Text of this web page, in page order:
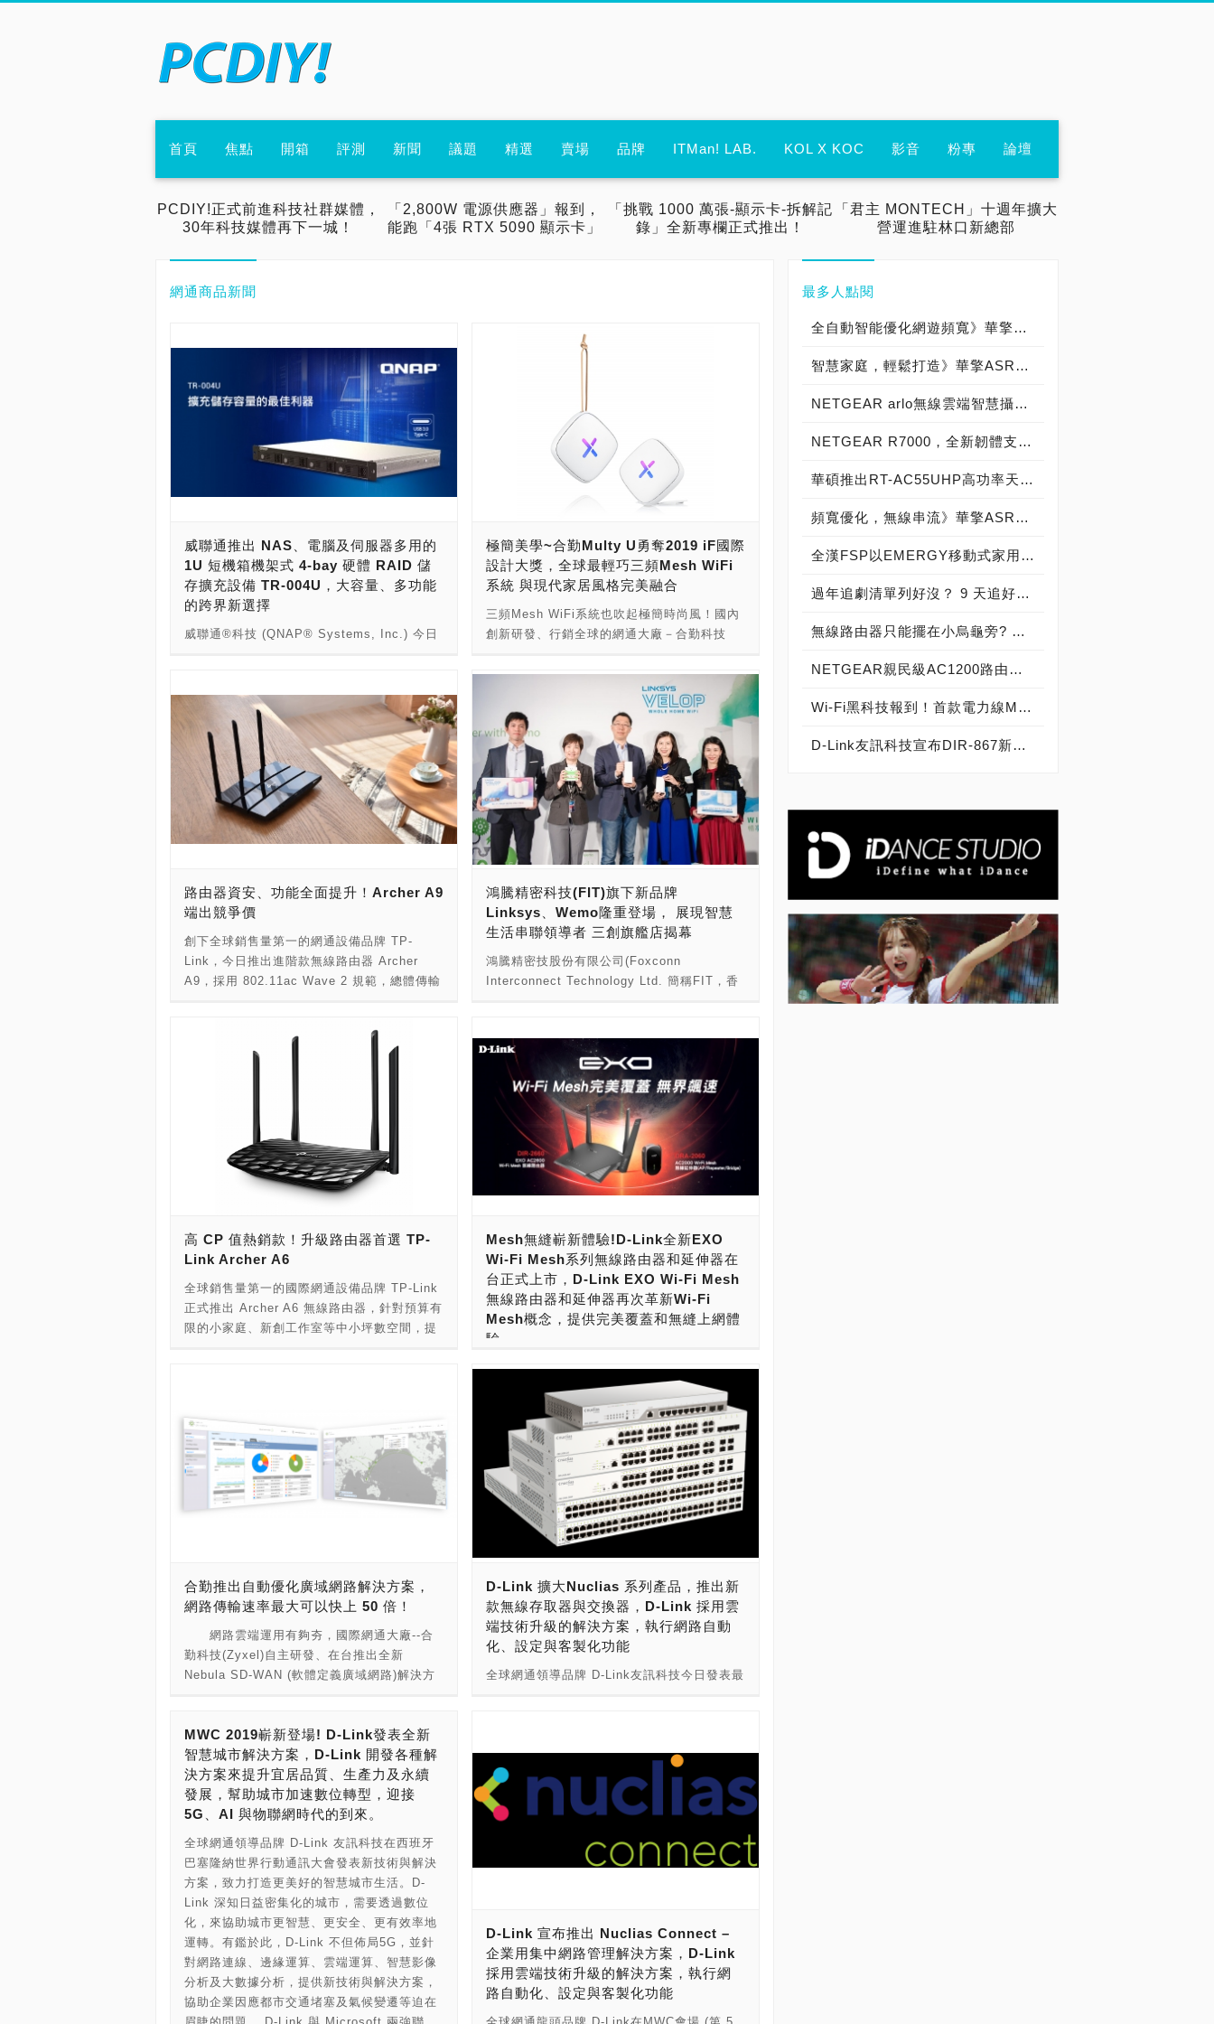
首頁 焦點 開箱 評測 新聞 議題 精選 賣場 品牌 ITMan! LAB. KOL X KOC 影音 粉專 論壇
PCDIY!正式前進科技社群媒體，
30年科技媒體再下一城！
「2,800W 電源供應器」報到，
能跑「4張 RTX 5090 顯示卡」
「挑戰 1000 萬張-顯示卡-拆解記
錄」全新專欄正式推出！
「君主 MONTECH」十週年擴大
營運進駐林口新總部
網通商品新聞
威聯通推出 NAS、電腦及伺服器多用的
1U 短機箱機架式 4-bay 硬體 RAID 儲
存擴充設備 TR-004U，大容量、多功能
的跨界新選擇
威聯通®科技 (QNAP® Systems, Inc.) 今日
備 TR-004U，其 12 吋深度的短機箱 1U 機架
式設計，不僅可為 NAS 新增儲存空間，亦可
作為 Windows®/macOS®/Linux® 電腦與工
作站的硬體 RAID 外接盒，提供便利的跨平台
檔案共享及高度運用彈性，為使用者帶來高效
率及高便利性的儲存擴充設備選擇。 TR-004U
硬體 RAID 儲存擴充設備支援硬碟各自獨立、
JBOD、RAID 0/1/5/10 磁碟及陣列配置，建
相關設定、建立儲存池並享受 QTS 的豐富功
能及快照保護，或作為 NAS 外接空間使用，
在 NAS 及 Windows/macOS/Linux 電腦間
跨平台運用，讓 TR-004U 成為檔案共享及交
換的中繼站。Windows 與 macOS 使用者更
康狀態、變更 RAID 配置並檢視相關系統日
誌。 威聯通產品經理許博傑表示：「TR-004U
供高度運用彈性兼顧成本效益。TR-004U 儲存
擴充設備不僅是既有 QNAP NAS 使用者新增
儲存空間時的首選，也是伺服器、電腦或工作
站使用者的良伴。若日後選用 QNAP NAS 更
可繼續使用 TR-004U，讓每一分錢都花在刀口
撥開關，讓使用者便利切換磁碟及陣列配置；
正面有狀態指示燈，硬碟槽為可鎖式設計，使
休眠、關機或中斷 USB 連線時，TR-004U 可
整機進入休眠模式，節約能源消耗。
極簡美學~合勤Multy U勇奪2019 iF國際
設計大獎，全球最輕巧三頻Mesh WiFi
系統 與現代家居風格完美融合
三頻Mesh WiFi系統也吹起極簡時尚風！國內
創新研發、行銷全球的網通大廠－合勤科技
款傳捷報，從全球50個國家、超過6,400件產
品中脫穎而出，一舉拿下「2019 iF國際設計
大獎」。 集結67位國際頂尖設計師的iF設計大
獎評審團盛讚Multy U功能與時尚兼具，其得
獎關鍵不僅在於家用路由器變得更輕薄短小，
更首創別緻的皮革環懸掛及立架方式，安裝靈
活不受限，能更完美融入居家裝潢、好看又好
用，一舉擄獲國際評審團的心。這是Multy U
在國內獲得「2019台灣精品獎」、「2018金
點設計獎」之後，首度出國比賽抱回的國際大
公分，為市面上最小巧、輕薄的三頻Mesh機
種，加上中間X造型的多彩智慧LED指示燈，
以不同顏色提示網路連線狀況；三頻傳輸更
快、更穩定，提供用戶絕佳WiFi體驗。 合勤科
技智能生活事業總處資深協理蘇元祺表示，當
初研發Multy U是從掌握年輕用戶需求和喜好
有能力讓產品造型變得更時尚、更貼近消費者
的心；此次獲得iF國際設計大獎更是對我們的
努力給予肯定。 合勤Multy U一組兩台(售價
8,990元)，小體積、大功率，讓消費者在家上
網也能漫遊不斷線，串接不掉速；現在消費者
凡透過指定網購通路購買Multy U，憑有效發
票上合勤網站登記，即贈送專人到府安裝服
務，不費吹灰之力即能改善居家連網品質。同
路由器資安、功能全面提升！Archer A9
端出競爭價
創下全球銷售量第一的網通設備品牌 TP-
Link，今日推出進階款無線路由器 Archer
A9，採用 802.11ac Wave 2 規範，總體傳輸
加總 4 支，並運用 Beamforming 波束成型技
術，朝設備端集中網路訊號，擴大穩定連線的
覆蓋範圍。此外，Archer A9 加設通訊公平
進擊採用最新加密技術─WPA3TM，保障資料
傳輸安全無虞，再者，Archer A9 更是最佳智
慧家庭管理員，同步支援 Alexa 及 IFTTT，
推升使用者的生活品味，挾帶功能及價格上的
絕對優勢，準備席捲路由器市場。 AC1900
在軟硬體方面皆提升至更高層次，搭載高通晶
片，外接 3 支天線、內建 1 支天線，具備波
束成型技術，提供更廣的網路覆蓋面積；機身
配置 1 個 Gigabit WAN 連接埠與 4 個
Gigabit LAN 連接埠，帶來飆速的連線快感，
600Mbps、5 GHz 頻道最高達 1300 Mbps，
系統可智慧切換傳輸表現較佳的頻道，大幅增
進網路效率；再者，迎合現代用網環境，一台
路由器通常需負載多台裝置同時連網的流量，
MU-MIMO 技術即可支援多個設備同時傳輸，
增了「通訊公平」功能，使得高速用戶設備可
享受其高速傳輸的優勢，而不再被低速、老舊
的裝置瓜分網速，為忙碌的現代人節省了寶貴
的等待時間。 值得注意的是，Archer A9 具備
「智慧連線」功能，一般裝置在連 Wi-Fi 時，
常出現 2.4 GHz 及 5 GHz 兩個 SSID，多數
自動判定較優的頻段，優先連上網路速度較快
的 5 GHz，當連線設備遠離路由器，則會自動
連上擁有傳輸距離優勢的 2.4 GHz 頻段，無
需再手動切換 SSID，無論是打遊戲、看直
播，都能享受無縫上網的品質。 另外，「通訊
公平」也是一大亮點，多個設備同時連線時，
路由器是依次進行傳輸，如連線裝置老舊、網
卡效能差、距離較遠等，該裝置的傳輸速度即
相對較低，導致通訊耗時較長，拖慢了其他高
速設備的傳輸時間，然而，「通訊公平」即能
讓這些裝置享有相同的傳輸時間，改善整體傳
輸效率，使得每台裝置占用的時間更加公平。
Archer A9 在安全層面下足功夫，採用 Wi-Fi
聯盟最新釋出的 WPA3TM 加密技術，比過往
的標準更難破解，對家庭用戶而言，不再需要
鴻騰精密科技(FIT)旗下新品牌
Linksys、Wemo隆重登場， 展現智慧
生活串聯領導者 三創旗艦店揭幕
鴻騰精密技股份有限公司(Foxconn
Interconnect Technology Ltd. 簡稱FIT，香
首度於三創生活園區隆重舉行旗下兩大品牌
Linksys與Wemo產品上市活動，品牌旗艦店
也同時於三創生活園區三樓正式揭幕。台灣消
費者可立即體驗屢屢獲獎Velop全涵蓋網路系
統，以及首次在亞洲亮相的Wemo智能插座，
為智慧居家環境帶來更舒適的使用體驗。
Belkin International亞太區總經理吳崢女士表
示：「WiFi是智慧居家環境的重要核心，尤其
在今日，更需滿足不斷增加各種設備聯網需
組化的全涵蓋網路系統，其靈活性與擴展性，
透過節點讓居家WiFi環境獲得全面延伸，為智
慧家居環境最佳解決方案。以Velop系統建置
WiFi環境，再透過Wemo智慧插座控制家用電
器，便是創造智慧居家環境最快入門方法。 親
臨儀式的三創生活董事長郭守正表示：「我們
的行列。三創生活一直以來即致力於打造科技
零售實體商場，要帶給消費者最新、最酷炫的
生活體驗感受，也是國際品牌展現科技應用與
銷售的指標性空間。未來也將三樓定位為IOT
物聯網與智能家居示範基地，讓消費者感受科
技不斷創新與他們生活的高度連結、同時享受
科技帶來的便利。 全新品牌旗艦店巧妙的透過
各式居家情境融入Linksys、Wemo智慧居家
裝置，不論是每天起床用一杯咖啡喚醒自己、
傍晚回到家前先點亮一盞燈、亦或三五好友相
聚家裡時播放熱鬧的音樂；簡簡單單的語音操
控就能讓日常生活展現智慧光彩。即日起消費
者便能到三創生活館親自體驗這般自然的居家
智慧環境。 Linksys Velop 產品特色： • 市
場上最靈活的WiFi 系統產品，具備模組化節點
能夠無縫連結所有家用連網需求，傳遞完美
Intelligent Mesh™技術旨在簡化WiFi網絡，
並且最佳化端到端傳輸效能。根據用戶的WiFi
需求自動作出調整，同時自動修復及優化，確
保持續為整個家居提供高速、可靠的WiFi連
如門鈴或門鎖，亦或利用Wemo®等智能設備
定開啟關閉時間表，以無線技術控制燈、暖
氣，風扇等家電產品。 • 時尚，輕巧的外形，
產品適用於任何電源插座且不會妨礙其他插
座。 • 與亞馬遜Alexa，Apple HomeKit，
Google Assitant，Nest，IFTTT等智慧語音
高 CP 值熱銷款！升級路由器首選 TP-
Link Archer A6
全球銷售量第一的國際網通設備品牌 TP-Link
正式推出 Archer A6 無線路由器，針對預算有
限的小家庭、新創工作室等中小坪數空間，提
率；設置 4 根固定式全向天線及 1 根內建天
線，結合波束成型（Beamforming）技術，擴
大網路覆蓋範圍及連線穩定性。齊全的功能與
極友善的價格，堪稱當代 CP 值最高的 Wi-Fi
路由器。 Archer A6 設有 4 根 5dpi 外接天線
Gigabit LAN 連接埠，速度皆達 10/100/1000
Mbps，比起一般標準 10/100 Mbps 乙太網路
快上 10 倍，同時，2.4 GHz 及 5 GHz 雙頻
段分別挾帶 300 Mbps 和 867 Mbps 網速，
不論是遊戲吃雞、瀏覽網頁或視訊直播，皆能
享受高速連線的用網體驗。 為消費者排除了多
Archer A6 具 MU-MIMO 技術，即支援多個
設備同時傳輸資料且不 Lag，進而提升每台設
備的 Wi-Fi 吞吐量，為忙碌的現代人節省寶貴
時間。再者，搭配共計 5 根天線，使 Wi-Fi 訊
號覆蓋更廣，消除家中網路死角，並結合波束
成型技術，將 Wi-Fi 訊號集中朝向設備接收
端，有效提高同距離下的訊號強度和穿牆能
力。 安全層級方面也不馬虎，Archer A6 可專
門為訪客搭建獨立的連線區域，保護內部網路
的隱私；支援 WPA/WPA2 無線網路加密標準
及防火牆，保障家庭網路不受侵擾，更透過
OpenVPN 與 PPTP VPN 連接，提供安全的
遠端連線模式，不論在任何地方，都可以存取
內部網路檔案，且隨時保證資料安全無虞。 值
得一提的是，下載全新的 Tether App，設定其
Mesh無縫嶄新體驗!D-Link全新EXO
Wi-Fi Mesh系列無線路由器和延伸器在
台正式上市，D-Link EXO Wi-Fi Mesh
無線路由器和延伸器再次革新Wi-Fi
Mesh概念，提供完美覆蓋和無縫上網體
驗
全球網通領導品牌D-Link 友訊科技宣佈採用創
新Wi-Fi Mesh技術，且日前在CES獲得許多
矚目的EXO Wi-Fi Mesh系列AC2600無線路
由器DIR-2660和Wi-Fi Mesh無線延伸器DRA-
2060 正式在台上市。DIR-2660採用880MHz
高效能雙核心處理器，支援4T4R，能 有效的
強化路由器傳輸整體運算的能力，同時支援
5GHz頻段和2.4GHz頻段，網速可高達
1732/800 Mbps。其中內含Qorvo 5G高功率
放大器和Omni天線，可全面增加5G無線網路
射能力，讓使用者體驗絕佳的零死角連網。
EXO系列Wi-Fi Mesh無線路由器DIR-2660和
Wi-Fi Mesh延伸器DRA-2060最大的特色是輕
鬆讓您根據家庭網路需求，混搭使用Wi-Fi
Mesh系列相容的無線路由器和延伸器，即可
Wi-Fi Mesh技術，提供全家人一個無死角的全
覆蓋無線網路，無論您在家中何處，隨時能自
動無縫連接到最強訊號。 D-Link的EXO Wi-Fi
Mesh系列中的DIR-2660和DRA-2060所組成
的Mesh架構，其中自動頻道功能可讓網狀網
路節點自動切換干擾最少的頻道，自動優化功
點故障時，自動選取路徑功能可讓無線網狀網
路自動建立連接網狀路由器的替代路徑。Wi-Fi
Mesh並提供自動無線 AP 設定 (Automatic
Wireless AP Configuration) 功能，讓您輕鬆
進行網路設定，只需完成第一個設備的網路設
合勤推出自動優化廣域網路解決方案，
網路傳輸速率最大可以快上 50 倍！
網路雲端運用有夠夯，國際網通大廠--合
勤科技(Zyxel)自主研發、在台推出全新
Nebula SD-WAN (軟體定義廣域網路)解決方
測，在相同的網路設備和條件下，網路傳輸速
率最大可以快上 50 倍！多據點視訊會議不再
卡~卡~卡~。 此一解決方案非常適用於在國內
外設據點或常有視訊需求的企業，並結合多種
進階功能，例如:網路資安防護、無線網路控制
器，及IPSec VPN加密通道等，節省成本、安
全有保障，一舉兩得。即日起，不論是已購或
新購合勤VPN 50/100/300，只要將韌體更
新，設備註冊後，即享一年Nebula SD-WAN
功能，不需額外付費。 可利用韌體切換兩種管
理模式： 1.單機模式：VPN防火牆 2.雲端管
理(Nebula Orchestrator)模式：使用SD-WAN
功能 合勤科技SD-WAN事業中心協理林應前指
出，Nebula SD-WAN，是搭配架構於公有雲
平台上的Nebula Orchestrator，可讓中小企
D-Link 擴大Nuclias 系列產品，推出新
款無線存取器與交換器，D-Link 採用雲
端技術升級的解決方案，執行網路自動
化、設定與客製化功能
全球網通領導品牌 D-Link友訊科技今日發表最
出搭配 Nuclias 使用的交換器系列。DBS-
2000 交換器透過 Nuclias Cloud 託管，提供
集中式管理和報告、零接觸部署，以及空中傳
輸升級韌體等功能。有多種通訊埠配置及
DBS-2000 系列的機型包括： DBS-2000-
DBS-2000-28：24*GE + 4*GE Combo
DBS-2000-52：48*GE + 4*GE Combo
DBS-2000-52MP：48*GE + 4*GE Combo
全新的 Nuclias 無線存取器 DBA-2520P 與
DBA-2820P 透過 Nuclias Cloud 進行管理，
MWC 2019嶄新登場! D-Link發表全新
智慧城市解決方案，D-Link 開發各種解
決方案來提升宜居品質、生產力及永續
發展，幫助城市加速數位轉型，迎接
5G、AI 與物聯網時代的到來。
全球網通領導品牌 D-Link 友訊科技在西班牙
巴塞隆納世界行動通訊大會發表新技術與解決
方案，致力打造更美好的智慧城市生活。D-
Link 深知日益密集化的城市，需要透過數位
化，來協助城市更智慧、更安全、更有效率地
運轉。有鑑於此，D-Link 不但佈局5G，並針
對網路連線、邊緣運算、雲端運算、智慧影像
分析及大數據分析，提供新技術與解決方案，
協助企業因應都市交通堵塞及氣候變遷等迫在
D-Link 宣布推出 Nuclias Connect –
企業用集中網路管理解決方案，D-Link
採用雲端技術升級的解決方案，執行網
路自動化、設定與客製化功能
最多人點閱
全自動智能優化網遊頻寬》華擎ASRock G10 Gaming Router電競無線路由器，正式上市！
智慧家庭，輕鬆打造》華擎ASRock G10 Gaming Router電競無線路由器，獨創IR紅外線功能！
NETGEAR arlo無線雲端智慧攝影機報到，享受科技不受線！
NETGEAR R7000，全新韌體支援Arlo無線雲端攝影機
華碩推出RT-AC55UHP高功率天線 雙頻無線分享器
頻寬優化，無線串流》華擎ASRock G10 Gaming Router電競無線路由器問世！
全漢FSP以EMERGY移動式家用儲能系統跨入綠色能源儲能產業
過年追劇清單列好沒？ 9 天追好追滿就靠它
無線路由器只能擺在小烏龜旁? Mesh Wi-Fi改變你的擺放思維
NETGEAR親民級AC1200路由器－R6220 正式在台發售
Wi-Fi黑科技報到！首款電力線Mesh路由器Deco P7正式登台
D-Link友訊科技宣布DIR-867新品全覆武裝在台上市